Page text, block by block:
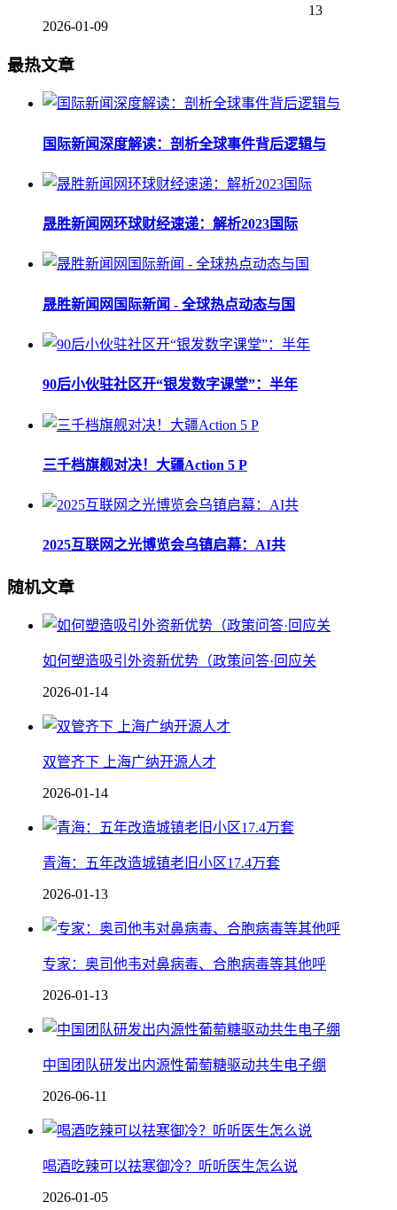
13
2026-01-09
最热文章
国际新闻深度解读：剖析全球事件背后逻辑与
晟胜新闻网环球财经速递：解析2023国际
晟胜新闻网国际新闻 - 全球热点动态与国
90后小伙驻社区开“银发数字课堂”：半年
三千档旗舰对决！大疆Action 5 P
2025互联网之光博览会乌镇启幕：AI共
随机文章
如何塑造吸引外资新优势（政策问答·回应关
2026-01-14
双管齐下 上海广纳开源人才
2026-01-14
青海：五年改造城镇老旧小区17.4万套
2026-01-13
专家：奥司他韦对鼻病毒、合胞病毒等其他呼
2026-01-13
中国团队研发出内源性葡萄糖驱动共生电子绷
2026-06-11
喝酒吃辣可以祛寒御冷？听听医生怎么说
2026-01-05